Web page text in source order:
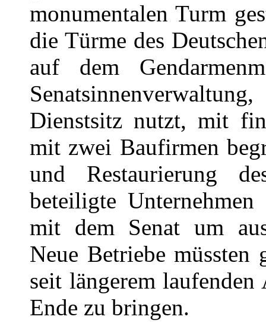
monumentalen Turm
die Türme des
auf dem
Dienstsitz nutzt, mit
mit zwei Baufirmen
und Restaurierung
beteiligte
mit dem Senat um
Neue Betriebe müssten
seit längerem
Ende zu bringen.